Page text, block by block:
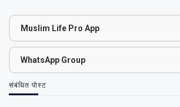
Muslim Life Pro App
WhatsApp Group
संबंधित पोस्ट